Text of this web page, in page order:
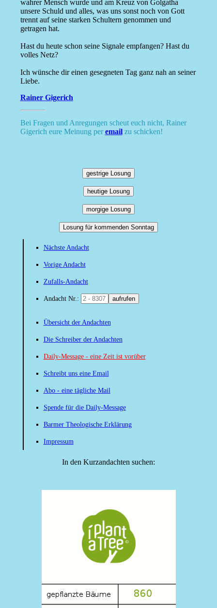
wahrer Mensch wurde und am Kreuz von Golgatha
unsere Schuld und alles, was uns sonst noch von Gott
trennt auf seine starken Schultern genommen und
getragen hat.
Hast du heute schon seine Signale empfangen? Hast du
volles Netz?
Ich wünsche dir einen gesegneten Tag ganz nah an seiner
Liebe.
Rainer Gigerich
Bei Fragen und Anregungen scheut euch nicht, Rainer
Gigerich eure Meinung peremailzu schicken!
gestrige Losung
heutige Losung
morgige Losung
Losung für kommenden Sonntag
Nächste Andacht
Vorige Andacht
Zufalls-Andacht
Andacht Nr.: aufrufen
Übersicht der Andachten
Die Schreiber der Andachten
Daily-Message - eine Zeit ist vorüber
Schreibt uns eine Email
Abo - eine tägliche Mail
Spende für die Daily-Message
Barmer Theologische Erklärung
Impressum
In den Kurzandachten suchen: